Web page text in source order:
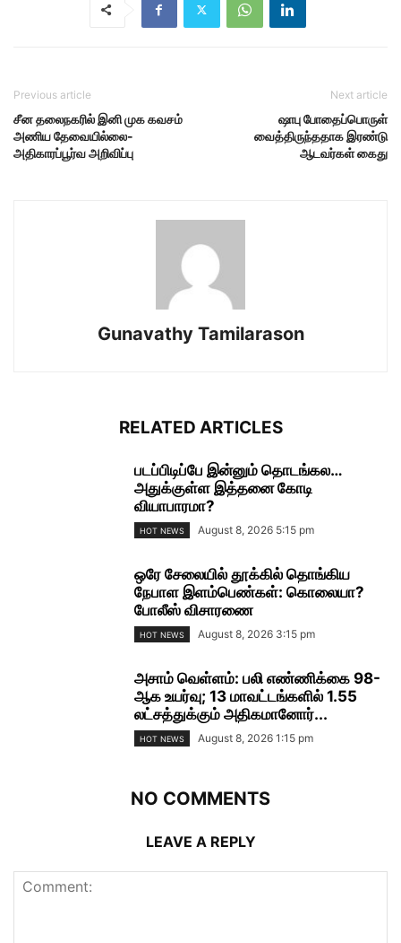
Previous article
சீன தலைநகரில் இனி முக கவசம்
அணிய தேவையில்லை-
அதிகாரப்பூர்வ அறிவிப்பு
Next article
ஷாபு போதைப்பொருள்
வைத்திருந்ததாக இரண்டு
ஆடவர்கள் கைது
Gunavathy Tamilarason
RELATED ARTICLES
படப்பிடிப்பே இன்னும் தொடங்கல…
அதுக்குள்ள இத்தனை கோடி
வியாபாரமா?
HOT NEWS August 8, 2026 5:15 pm
ஒரே சேலையில் தூக்கில் தொங்கிய
நேபாள இளம்பெண்கள்: கொலையா?
போலீஸ் விசாரணை
HOT NEWS August 8, 2026 3:15 pm
அசாம் வெள்ளம்: பலி எண்ணிக்கை 98-
ஆக உயர்வு; 13 மாவட்டங்களில் 1.55
லட்சத்துக்கும் அதிகமானோர்...
HOT NEWS August 8, 2026 1:15 pm
NO COMMENTS
LEAVE A REPLY